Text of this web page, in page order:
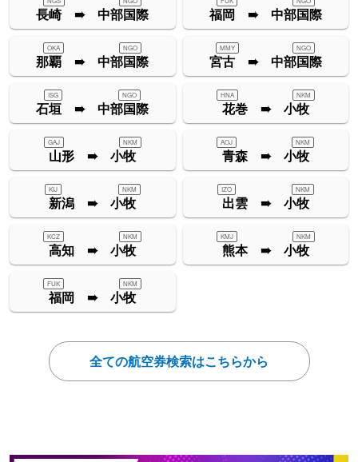
長崎 ➠ 中部国際 福岡 ➠ 中部国際
那覇 ➠ 中部国際
OKA NGO
宮古 ➠ 中部国際
MMY NGO
石垣 ➠ 中部国際
ISG NGO
花巻 ➠ 小牧
HNA NKM
山形 ➠ 小牧
GAJ NKM
青森 ➠ 小牧
AOJ NKM
新潟 ➠ 小牧
KIJ NKM
出雲 ➠ 小牧
IZO NKM
高知 ➠ 小牧
KCZ NKM
熊本 ➠ 小牧
KMJ NKM
福岡 ➠ 小牧
FUK NKM
全ての航空券検索はこちらから